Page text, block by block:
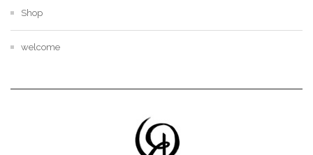
Shop
welcome